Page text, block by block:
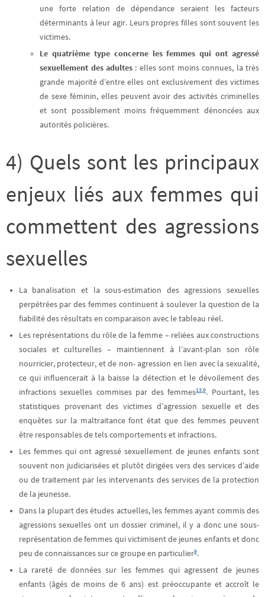
une forte relation de dépendance seraient les facteurs
déterminants à leur agir. Leurs propres filles sont souvent les
victimes.
Le quatrième type concerne les femmes qui ont agressé
sexuellement des adultes : elles sont moins connues, la très
grande majorité d’entre elles ont exclusivement des victimes
de sexe féminin, elles peuvent avoir des activités criminelles
et sont possiblement moins fréquemment dénoncées aux
autorités policières.
4) Quels sont les principaux
enjeux liés aux femmes qui
commettent des agressions
sexuelles
La banalisation et la sous-estimation des agressions sexuelles
perpétrées par des femmes continuent à soulever la question de la
fiabilité des résultats en comparaison avec le tableau réel.
Les représentations du rôle de la femme – reliées aux constructions
sociales et culturelles – maintiennent à l’avant-plan son rôle
nourricier, protecteur, et de non- agression en lien avec la sexualité,
ce qui influencerait à la baisse la détection et le dévoilement des
infractions sexuelles commises par des femmes13,9. Pourtant, les
statistiques provenant des victimes d’agression sexuelle et des
enquêtes sur la maltraitance font état que des femmes peuvent
être responsables de tels comportements et infractions.
Les femmes qui ont agressé sexuellement de jeunes enfants sont
souvent non judiciarisées et plutôt dirigées vers des services d’aide
ou de traitement par les intervenants des services de la protection
de la jeunesse.
Dans la plupart des études actuelles, les femmes ayant commis des
agressions sexuelles ont un dossier criminel, il y a donc une sous-
représentation de femmes qui victimisent de jeunes enfants et donc
peu de connaissances sur ce groupe en particulier9.
La rareté de données sur les femmes qui agressent de jeunes
enfants (âgés de moins de 6 ans) est préoccupante et accroît le